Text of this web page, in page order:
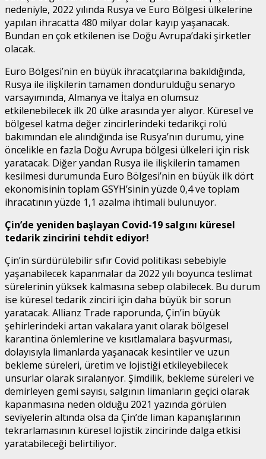
nedeniyle, 2022 yılında Rusya ve Euro Bölgesi ülkelerine
yapılan ihracatta 480 milyar dolar kayıp yaşanacak.
Bundan en çok etkilenen ise Doğu Avrupa’daki şirketler
olacak.
Euro Bölgesi’nin en büyük ihracatçılarına bakıldığında,
Rusya ile ilişkilerin tamamen dondurulduğu senaryo
varsayımında, Almanya ve İtalya en olumsuz
etkilenebilecek ilk 20 ülke arasında yer alıyor. Küresel ve
bölgesel katma değer zincirlerindeki tedarikçi rolü
bakımından ele alındığında ise Rusya’nın durumu, yine
öncelikle en fazla Doğu Avrupa bölgesi ülkeleri için risk
yaratacak. Diğer yandan Rusya ile ilişkilerin tamamen
kesilmesi durumunda Euro Bölgesi’nin en büyük ilk dört
ekonomisinin toplam GSYH’sinin yüzde 0,4 ve toplam
ihracatının yüzde 1,1 azalma ihtimali bulunuyor.
Çin’de yeniden başlayan Covid-19 salgını küresel
tedarik zincirini tehdit ediyor!
Çin’in sürdürülebilir sıfır Covid politikası sebebiyle
yaşanabilecek kapanmalar da 2022 yılı boyunca teslimat
sürelerinin yüksek kalmasına sebep olabilecek. Bu durum
ise küresel tedarik zinciri için daha büyük bir sorun
yaratacak. Allianz Trade raporunda, Çin’in büyük
şehirlerindeki artan vakalara yanıt olarak bölgesel
karantina önlemlerine ve kısıtlamalara başvurması,
dolayısıyla limanlarda yaşanacak kesintiler ve uzun
bekleme süreleri, üretim ve lojistiği etkileyebilecek
unsurlar olarak sıralanıyor. Şimdilik, bekleme süreleri ve
demirleyen gemi sayısı, salgının limanların geçici olarak
kapanmasına neden olduğu 2021 yazında görülen
seviyelerin altında olsa da Çin’de liman kapanışlarının
tekrarlamasının küresel lojistik zincirinde dalga etkisi
yaratabileceği belirtiliyor.